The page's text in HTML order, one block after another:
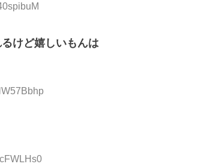
けど嬉しいもんは